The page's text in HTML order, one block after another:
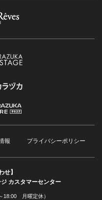
報 プライバシーポリシー
せ】
カスタマーセンター
18:00 月曜定休）